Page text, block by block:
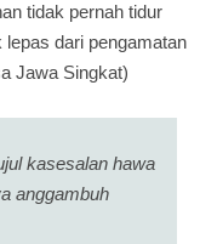
tidak pernah tidur
dari pengamatan
Jawa Singkat)
kasesalan hawa
anggambuh